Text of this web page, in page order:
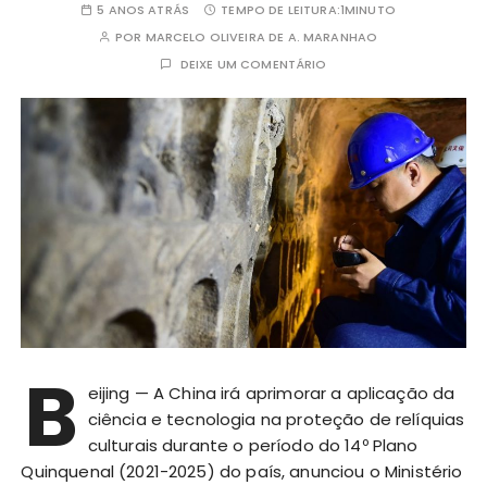
5 ANOS ATRÁS TEMPO DE LEITURA:1MINUTO
POR MARCELO OLIVEIRA DE A. MARANHAO
DEIXE UM COMENTÁRIO
B eijing — A China irá aprimorar a aplicação da
ciência e tecnologia na proteção de relíquias
culturais durante o período do 14º Plano
Quinquenal (2021-2025) do país, anunciou o Ministério